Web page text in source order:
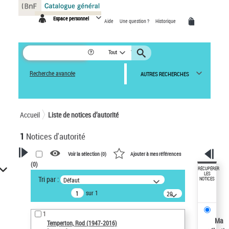
Espace personnel Aide Une question ? Historique
Tout
Recherche avancée AUTRES RECHERCHES
Accueil Liste de notices d’autorité
1 Notices d'autorité
VOTRE RECHERCHE
Recherche avancée dans les
notices d’autorité
Œuvres liées à l'auteur :
Temperton, Rod (1947-2016)
Voir la sélection (0) Ajouter à mes références
(0)
Tri par : Défaut
sur 1
20
résultats/page
1
Temperton, Rod (1947-2016)
RÉCUPÉRER
LES
NOTICES
Ma
Panneau de gestion des cookies